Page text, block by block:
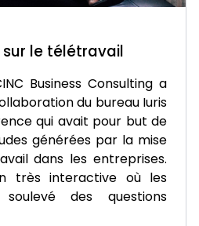
le télétravail
Business Consulting a
du bureau Iuris
qui avait pour but de
générées par la mise
dans les entreprises.
très interactive où les
des questions